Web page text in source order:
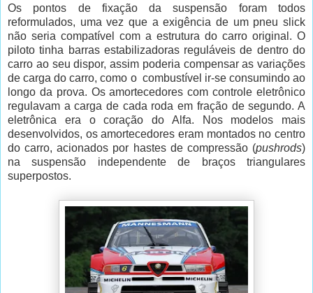
Os pontos de fixação da suspensão foram todos
reformulados, uma vez que a exigência de um pneu slick
não seria compatível com a estrutura do carro original. O
piloto tinha barras estabilizadoras reguláveis de dentro do
carro ao seu dispor, assim poderia compensar as variações
de carga do carro, como o combustível ir-se consumindo ao
longo da prova. Os amortecedores com controle eletrônico
regulavam a carga de cada roda em fração de segundo. A
eletrônica era o coração do Alfa. Nos modelos mais
desenvolvidos, os amortecedores eram montados no centro
do carro, acionados por hastes de compressão (pushrods)
na suspensão independente de braços triangulares
superpostos.